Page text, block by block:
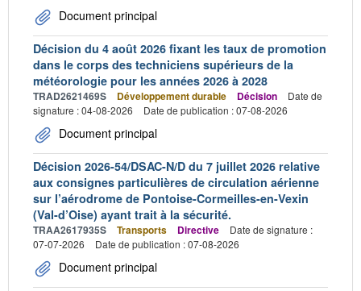
Document principal
Décision du 4 août 2026 fixant les taux de promotion
dans le corps des techniciens supérieurs de la
météorologie pour les années 2026 à 2028
TRAD2621469S Développement durable Décision
Date de
signature : 04-08-2026
Date de publication : 07-08-2026
Document principal
Décision 2026-54/DSAC-N/D du 7 juillet 2026 relative
aux consignes particulières de circulation aérienne
sur l’aérodrome de Pontoise-Cormeilles-en-Vexin
(Val-d’Oise) ayant trait à la sécurité.
TRAA2617935S Transports Directive
Date de signature :
07-07-2026
Date de publication : 07-08-2026
Document principal